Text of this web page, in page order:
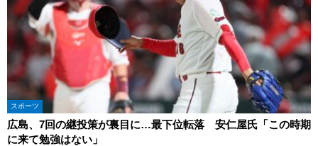
スポーツ
広島、7回の継投策が裏目に…最下位転落 安仁屋氏「この時期
に来て勉強はない」